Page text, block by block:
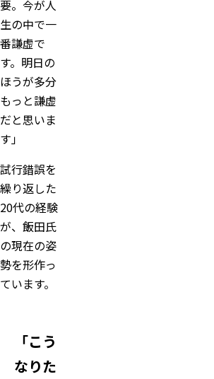
要。今が人
生の中で一
番謙虚で
す。明日の
ほうが多分
もっと謙虚
だと思いま
す」
試行錯誤を
繰り返した
20代の経験
が、飯田氏
の現在の姿
勢を形作っ
ています。
「こう
なりた